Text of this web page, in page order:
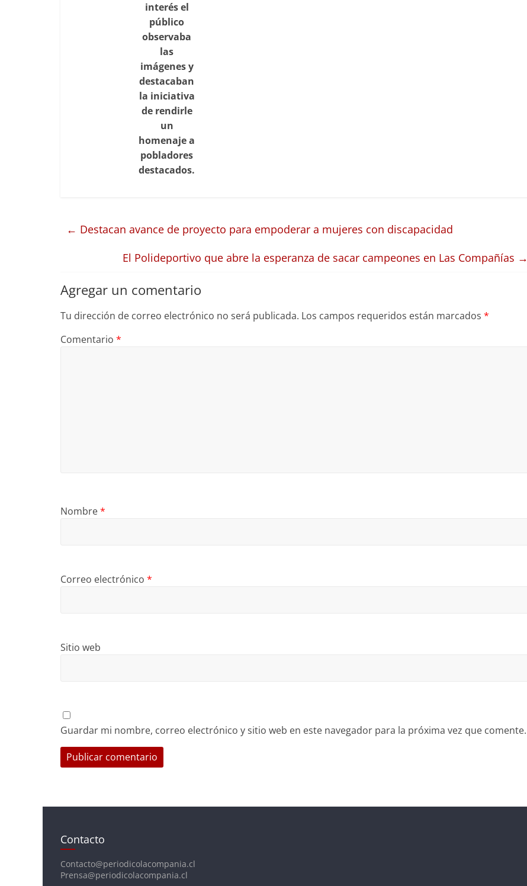
interés el
público
observaba
las
imágenes y
destacaban
la iniciativa
de rendirle
un
homenaje a
pobladores
destacados.
← Destacan avance de proyecto para empoderar a mujeres con discapacidad
El Polideportivo que abre la esperanza de sacar campeones en Las Compañías →
Agregar un comentario
Tu dirección de correo electrónico no será publicada. Los campos requeridos están marcados *
Comentario *
Nombre*
Correo electrónico *
Sitio web
Guardar mi nombre, correo electrónico y sitio web en este navegador para la próxima vez que comente.
Contacto
Contacto@periodicolacompania.cl
Prensa@periodicolacompania.cl